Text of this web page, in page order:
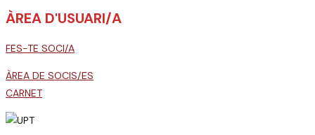
ÀREA D'USUARI/A
FES-TE SOCI/A
ÀREA DE SOCIS/ES
CARNET